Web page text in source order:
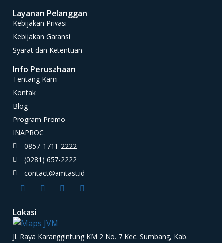
Layanan Pelanggan
Kebijakan Privasi
Kebijakan Garansi
Syarat dan Ketentuan
Info Perusahaan
Tentang Kami
Kontak
Blog
Program Promo
INAPROC
0857-1711-2222
(0281) 657-2222
contact@amtast.id
Lokasi
Jl. Raya Karanggintung KM 2 No. 7 Kec. Sumbang, Kab.